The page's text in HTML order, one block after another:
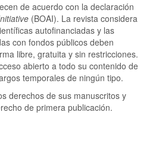
de acuerdo con la declaración
(BOAI). La revista considera
autofinanciadas y las
con fondos públicos deben
libre, gratuita y sin restricciones.
abierto a todo su contenido de
temporales de ningún tipo.
derechos de sus manuscritos y
de primera publicación.